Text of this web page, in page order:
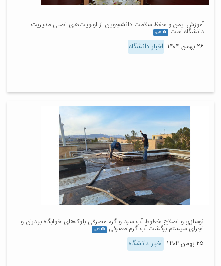
آموزش ایمن و حفظ سلامت دانشجویان از اولویت‌های اصلی مدیریت
دانشگاه است گالری
۲۶ بهمن ۱۴۰۴ اخبار دانشگاه
نوسازی و اصلاح خطوط آب سرد و گرم مصرفی بلوک‌های خوابگاه برادران و
اجرای سیستم برگشت آب گرم مصرفی گالری
۲۵ بهمن ۱۴۰۴ اخبار دانشگاه